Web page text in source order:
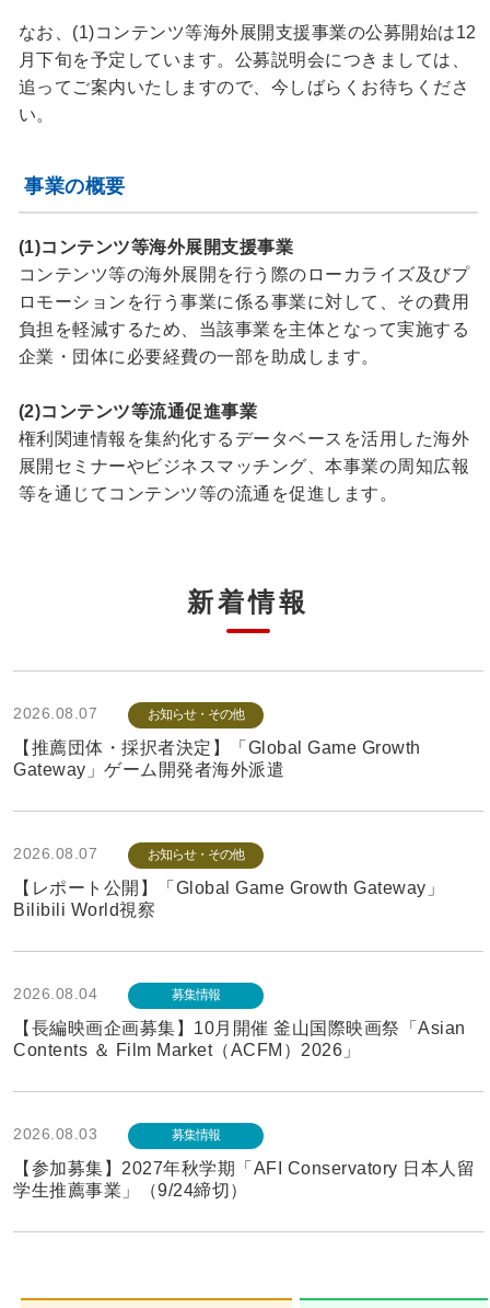
なお、(1)コンテンツ等海外展開支援事業の公募開始は12
月下旬を予定しています。公募説明会につきましては、
追ってご案内いたしますので、今しばらくお待ちくださ
い。
事業の概要
(1)コンテンツ等海外展開支援事業
コンテンツ等の海外展開を行う際のローカライズ及びプ
ロモーションを行う事業に係る事業に対して、その費用
負担を軽減するため、当該事業を主体となって実施する
企業・団体に必要経費の一部を助成します。
(2)コンテンツ等流通促進事業
権利関連情報を集約化するデータベースを活用した海外
展開セミナーやビジネスマッチング、本事業の周知広報
等を通じてコンテンツ等の流通を促進します。
新着情報
2026.08.07 お知らせ・その他
【推薦団体・採択者決定】「Global Game Growth
Gateway」ゲーム開発者海外派遣
2026.08.07 お知らせ・その他
【レポート公開】「Global Game Growth Gateway」
Bilibili World視察
2026.08.04 募集情報
【長編映画企画募集】10月開催 釜山国際映画祭「Asian
Contents ＆ Film Market（ACFM）2026」
2026.08.03 募集情報
【参加募集】2027年秋学期「AFI Conservatory 日本人留
学生推薦事業」（9/24締切）